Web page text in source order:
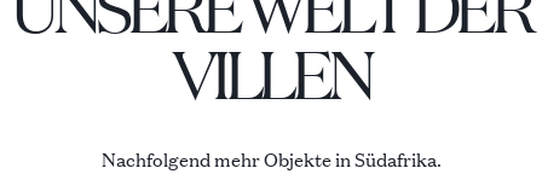
VILLEN
Nachfolgend mehr Objekte in Südafrika.